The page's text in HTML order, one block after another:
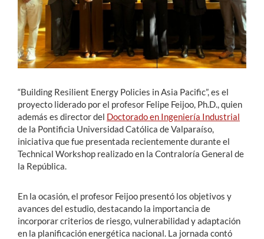
English
“Building Resilient Energy Policies in Asia Pacific”, es el
proyecto liderado por el profesor Felipe Feijoo, Ph.D., quien
además es director del Doctorado en Ingeniería Industrial
de la Pontificia Universidad Católica de Valparaíso,
iniciativa que fue presentada recientemente durante el
Technical Workshop realizado en la Contraloría General de
la República.
En la ocasión, el profesor Feijoo presentó los objetivos y
avances del estudio, destacando la importancia de
incorporar criterios de riesgo, vulnerabilidad y adaptación
en la planificación energética nacional. La jornada contó